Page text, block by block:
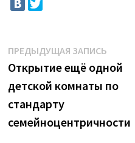
Навигация
по
записям
ПРЕДЫДУЩАЯ ЗАПИСЬ
запись:
Открытие ещё одной
детской комнаты по
стандарту
семейноцентричности